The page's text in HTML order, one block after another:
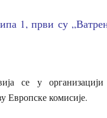
1, први су
се у
Европске комисије.